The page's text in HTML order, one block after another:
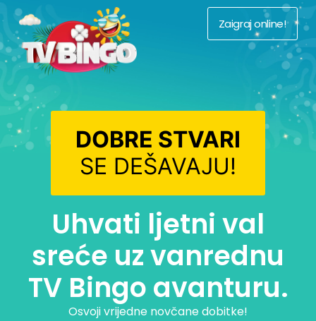
Zaigraj online!
DOBRE STVARI
SE DEŠAVAJU!
Uhvati ljetni val
sreće uz vanrednu
TV Bingo avanturu.
Osvoji vrijedne novčane dobitke!